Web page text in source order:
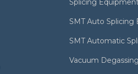
Splicing
SMT Auto Splicing
SMT Automatic
Vacuum